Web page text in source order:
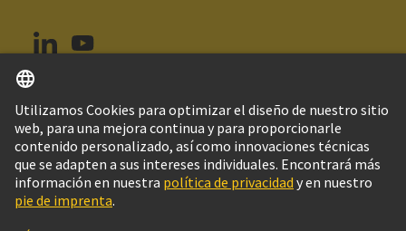
Colombia Español
© Grupo Tecnológico HARTING